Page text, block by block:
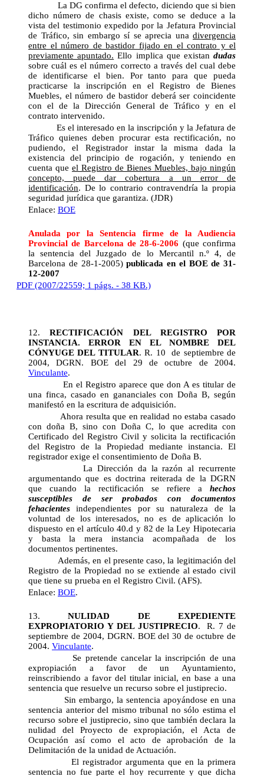
La DG confirma el defecto, diciendo que si bien
dicho número de chasis existe, como se deduce a la
vista del testimonio expedido por la Jefatura Provincial
de Tráfico, sin embargo sí se aprecia una divergencia
entre el número de bastidor fijado en el contrato y el
previamente apuntado. Ello implica que existandudas
sobre cuál es el número correcto a través del cual debe
de identificarse el bien. Por tanto para que pueda
practicarse la inscripción en el Registro de Bienes
Muebles, el número de bastidor deberá ser coincidente
con el de la Dirección General de Tráfico y en el
contrato intervenido.
Es el interesado en la inscripción y la Jefatura de
Tráfico quienes deben procurar esta rectificación, no
pudiendo, el Registrador instar la misma dada la
existencia del principio de rogación, y teniendo en
cuenta que el Registro de Bienes Muebles, bajo ningún
concepto, puede dar cobertura a un error de
identificación. De lo contrario contravendría la propia
seguridad jurídica que garantiza. (JDR)
Enlace: BOE
Anulada por la Sentencia firmede la Audiencia
Provincial de Barcelona de 28-6-2006 (que confirma
la sentencia del Juzgado de lo Mercantil n.º 4, de
Barcelona de 28-1-2005)publicada en el BOE de 31-
12-2007
PDF (2007/22559; 1 págs. - 38 KB.)
12.RECTIFICACIÓN DEL REGISTRO POR
INSTANCIA. ERROR EN EL NOMBRE DEL
CÓNYUGE DEL TITULAR. R. 10 de septiembre de
2004, DGRN. BOE del 29 de octubre de 2004.
Vinculante.
En el Registro aparece que don A es titular de
una finca, casado en gananciales con Doña B, según
manifestó en la escritura de adquisición.
Ahora resulta que en realidad no estaba casado
con doña B, sino con Doña C, lo que acredita con
Certificado del Registro Civil y solicita la rectificación
del Registro de la Propiedad mediante instancia. El
registrador exige el consentimiento de Doña B.
La Dirección da la razón al recurrente
argumentando que es doctrina reiterada de la DGRN
que cuando la rectificación se refiere a hechos
susceptibles de ser probados con documentos
fehacientes independientes por su naturaleza de la
voluntad de los interesados, no es de aplicación lo
dispuesto en el artículo 40.d y 82 de la Ley Hipotecaria
y basta la mera instancia acompañada de los
documentos pertinentes.
Además, en el presente caso, la legitimación del
Registro de la Propiedad no se extiende al estado civil
que tiene su prueba en el Registro Civil. (AFS).
Enlace: BOE.
13.NULIDAD DE EXPEDIENTE
EXPROPIATORIO Y DEL JUSTIPRECIO. R. 7 de
septiembre de 2004, DGRN. BOE del 30 de octubre de
2004. Vinculante.
Se pretende cancelar la inscripción de una
expropiación a favor de un Ayuntamiento,
reinscribiendo a favor del titular inicial, en base a una
sentencia que resuelve un recurso sobre el justiprecio.
Sin embargo, la sentencia apoyándose en una
sentencia anterior del mismo tribunal no sólo estima el
recurso sobre el justiprecio, sino que también declara la
nulidad del Proyecto de expropiación, el Acta de
Ocupación así como el acto de aprobación de la
Delimitación de la unidad de Actuación.
El registrador argumenta que en la primera
sentencia no fue parte el hoy recurrente y que dicha